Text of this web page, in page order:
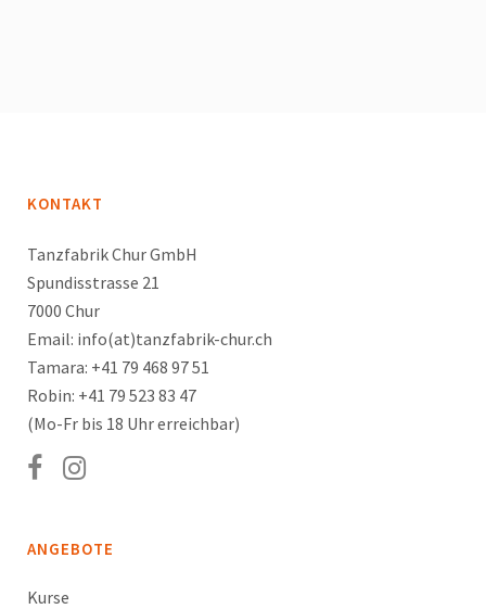
KONTAKT
Tanzfabrik Chur GmbH
Spundisstrasse 21
7000 Chur
Email: info(at)tanzfabrik-chur.ch
Tamara: +41 79 468 97 51
Robin: +41 79 523 83 47
(Mo-Fr bis 18 Uhr erreichbar)
ANGEBOTE
Kurse